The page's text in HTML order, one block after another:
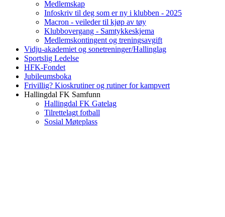
Medlemskap
Infoskriv til deg som er ny i klubben - 2025
Macron - veileder til kjøp av tøy
Klubbovergang - Samtykkeskjema
Medlemskontingent og treningsavgift
Vidju-akademiet og sonetreninger/Hallinglag
Sportslig Ledelse
HFK-Fondet
Jubileumsboka
Frivillig? Kioskrutiner og rutiner for kampvert
Hallingdal FK Samfunn
Hallingdal FK Gatelag
Tilrettelagt fotball
Sosial Møteplass